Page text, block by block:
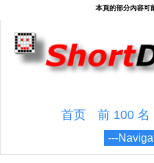
首页 前 100 名